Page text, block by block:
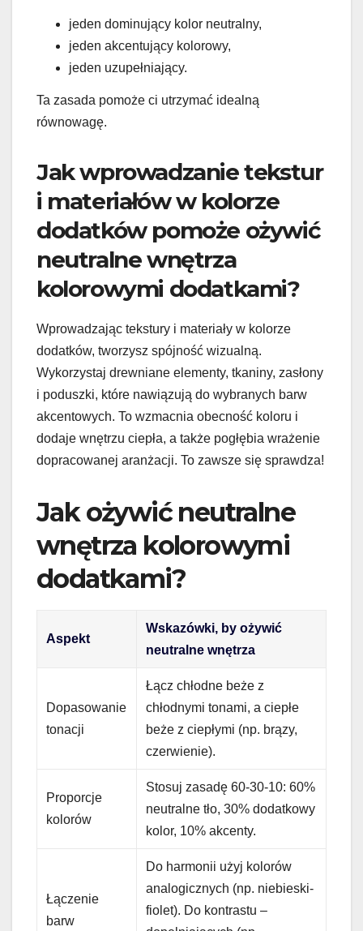
jeden dominujący kolor neutralny,
jeden akcentujący kolorowy,
jeden uzupełniający.
Ta zasada pomoże ci utrzymać idealną
równowagę.
Jak wprowadzanie tekstur
i materiałów w kolorze
dodatków pomoże ożywić
neutralne wnętrza
kolorowymi dodatkami?
Wprowadzając tekstury i materiały w kolorze
dodatków, tworzysz spójność wizualną.
Wykorzystaj drewniane elementy, tkaniny, zasłony
i poduszki, które nawiązują do wybranych barw
akcentowych. To wzmacnia obecność koloru i
dodaje wnętrzu ciepła, a także pogłębia wrażenie
dopracowanej aranżacji. To zawsze się sprawdza!
Jak ożywić neutralne
wnętrza kolorowymi
dodatkami?
Aspekt
Wskazówki, by ożywić
neutralne wnętrza
Dopasowanie
tonacji
Łącz chłodne beże z
chłodnymi tonami, a ciepłe
beże z ciepłymi (np. brązy,
czerwienie).
Proporcje
kolorów
Stosuj zasadę 60-30-10: 60%
neutralne tło, 30% dodatkowy
kolor, 10% akcenty.
Łączenie
barw
Do harmonii użyj kolorów
analogicznych (np. niebieski-
fiolet). Do kontrastu –